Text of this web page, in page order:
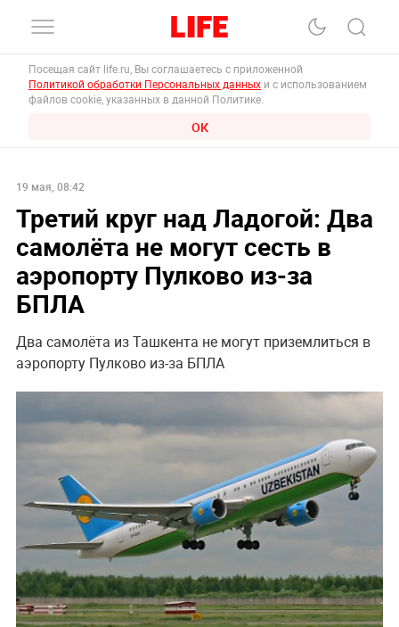
Посещая сайт life.ru, Вы соглашаетесь с приложенной
Политикой обработки Персональных данных и с использованием
файлов cookie, указанных в данной Политике.
ОК
19 мая, 08:42
Третий круг над Ладогой: Два
самолёта не могут сесть в
аэропорту Пулково из-за
БПЛА
Два самолёта из Ташкента не могут приземлиться в
аэропорту Пулково из-за БПЛА